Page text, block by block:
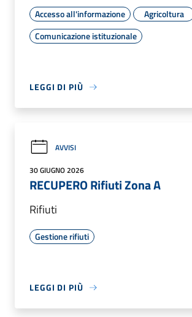
Accesso all'informazione
Agricoltura
Comunicazione istituzionale
LEGGI DI PIÙ
AVVISI
30 GIUGNO 2026
RECUPERO Rifiuti Zona A
Rifiuti
Gestione rifiuti
LEGGI DI PIÙ